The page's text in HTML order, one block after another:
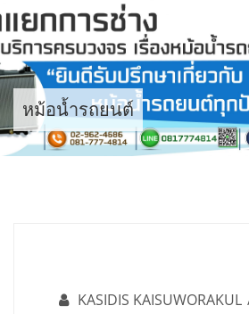
content
หม้อน้ำรถยนต์
KASIDIS KAISUWORAKUL